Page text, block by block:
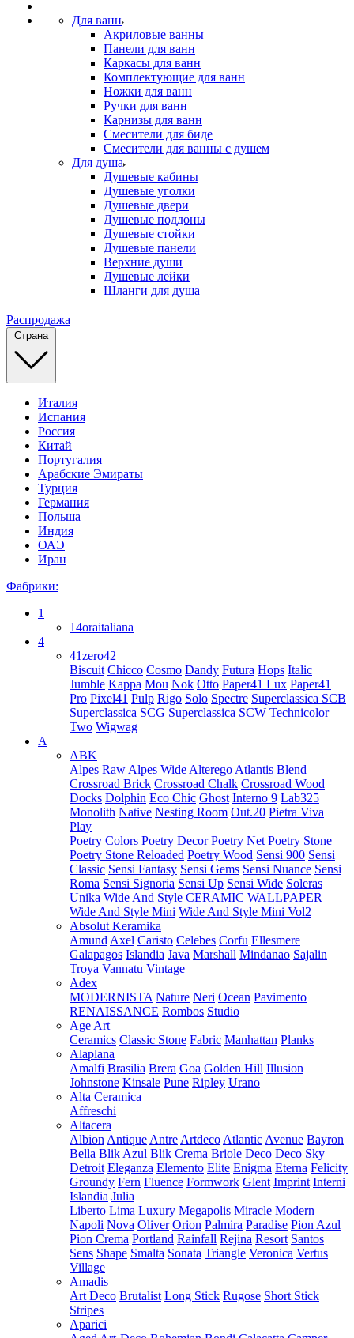
Для ванн
Акриловые ванны
Панели для ванн
Каркасы для ванн
Комплектующие для ванн
Ножки для ванн
Ручки для ванн
Карнизы для ванн
Смесители для биде
Смесители для ванны с душем
Для душа
Душевые кабины
Душевые уголки
Душевые двери
Душевые поддоны
Душевые стойки
Душевые панели
Верхние души
Душевые лейки
Шланги для душа
Распродажа
Страна
Италия
Испания
Россия
Китай
Португалия
Арабские Эмираты
Турция
Германия
Польша
Индия
ОАЭ
Иран
Фабрики:
1
14oraitaliana
4
41zero42
Biscuit Chicco Cosmo Dandy Futura Hops Italic
Jumble Kappa Mou Nok Otto Paper41 Lux Paper41
Pro Pixel41 Pulp Rigo Solo Spectre Superclassica SCB
Superclassica SCG Superclassica SCW Technicolor
Two Wigwag
A
ABK
Alpes Raw Alpes Wide Alterego Atlantis Blend
Crossroad Brick Crossroad Chalk Crossroad Wood
Docks Dolphin Eco Chic Ghost Interno 9 Lab325
Monolith Native Nesting Room Out.20 Pietra Viva
Play
Poetry Colors Poetry Decor Poetry Net Poetry Stone
Poetry Stone Reloaded Poetry Wood Sensi 900 Sensi
Classic Sensi Fantasy Sensi Gems Sensi Nuance Sensi
Roma Sensi Signoria Sensi Up Sensi Wide Soleras
Unika Wide And Style CERAMIC WALLPAPER
Wide And Style Mini Wide And Style Mini Vol2
Absolut Keramika
Amund Axel Caristo Celebes Corfu Ellesmere
Galapagos Islandia Java Marshall Mindanao Sajalin
Troya Vannatu Vintage
Adex
MODERNISTA Nature Neri Ocean Pavimento
RENAISSANCE Rombos Studio
Age Art
Ceramics Classic Stone Fabric Manhattan Planks
Alaplana
Amalfi Brasilia Brera Goa Golden Hill Illusion
Johnstone Kinsale Pune Ripley Urano
Alta Ceramica
Affreschi
Altacera
Albion Antique Antre Artdeco Atlantic Avenue Bayron
Bella Blik Azul Blik Crema Briole Deco Deco Sky
Detroit Eleganza Elemento Elite Enigma Eterna Felicity
Groundy Fern Fluence Formwork Glent Imprint Interni
Islandia Julia
Liberto Lima Luxury Megapolis Miracle Modern
Napoli Nova Oliver Orion Palmira Paradise Pion Azul
Pion Crema Portland Rainfall Rejina Resort Santos
Sens Shape Smalta Sonata Triangle Veronica Vertus
Village
Amadis
Art Deco Brutalist Long Stick Rugose Short Stick
Stripes
Aparici